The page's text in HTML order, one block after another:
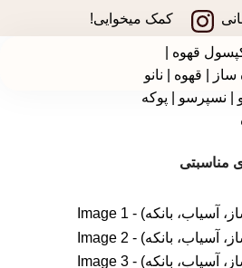
، قهوه ساز همراه هدیه ببر!
کمک میخوایی!
مناسبتی